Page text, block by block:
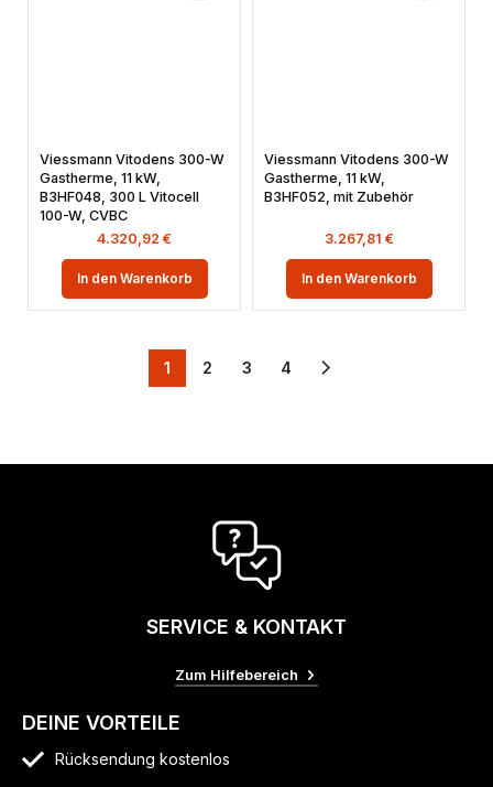
Viessmann Vitodens 300-W
Gastherme, 11 kW,
B3HF048, 300 L Vitocell
100-W, CVBC
4.320,92 €
In den Warenkorb
Viessmann Vitodens 300-W
Gastherme, 11 kW,
B3HF052, mit Zubehör
3.267,81 €
In den Warenkorb
1 2 3 4
SERVICE & KONTAKT
Zum Hilfebereich
DEINE VORTEILE
Rücksendung kostenlos